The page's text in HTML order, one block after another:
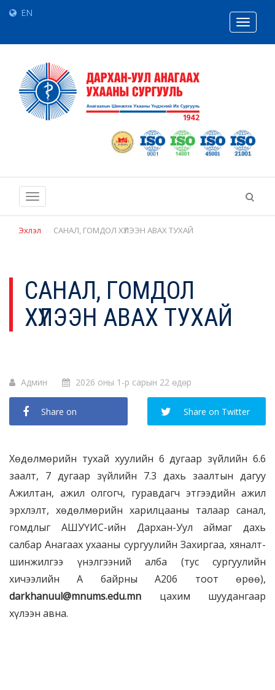
EN
Toggle
Toggle
navigation
Эхлэл САНАЛ, ГОМДОЛ ХҮЛЭЭН АВАХ ТУХАЙ
САНАЛ, ГОМДОЛ
ХҮЛЭЭН АВАХ ТУХАЙ
Админ 2026 оны 1-р сарын 22 өдөр
Share on Share on Twitter
Хөдөлмөрийн тухай хуулийн 6 дугаар зүйлийн 6.6
заалт, 7 дугаар зүйлийн 7.3 дахь заалтын дагуу
Ажилтан, ажил олгогч, гуравдагч этгээдийн ажил
эрхлэлт, хөдөлмөрийн харилцааны талаар санал,
гомдлыг АШУҮИС-ийн Дархан-Уул аймаг дахь
салбар Анагаах ухааны сургуулийн Захиргаа, хяналт-
шинжилгээ үнэлгээний алба (тус сургуулийн
хичээлийн А байрны А206 тоот өрөө),
darkhanuul@mnums.edu.mn цахим шуудангаар
хүлээн авна.